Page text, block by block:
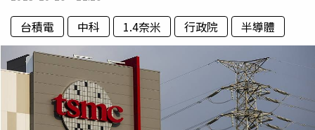
台積電 中科 1.4奈米 行政院 半導體